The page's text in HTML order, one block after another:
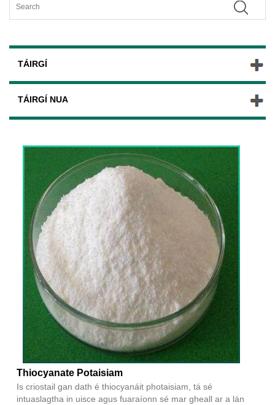
TÁIRGÍ
TÁIRGÍ NUA
Thiocyanate Potaisiam
Is criostail gan dath é thiocyanáit photaisiam, tá sé
intuaslagtha in uisce agus fuaraíonn sé mar gheall ar a lán